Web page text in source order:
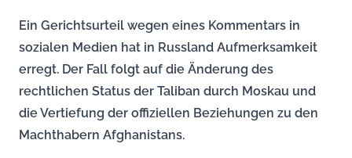
Ein Gerichtsurteil wegen eines Kommentars in
sozialen Medien hat in Russland Aufmerksamkeit
erregt. Der Fall folgt auf die Änderung des
rechtlichen Status der Taliban durch Moskau und
die Vertiefung der offiziellen Beziehungen zu den
Machthabern Afghanistans.